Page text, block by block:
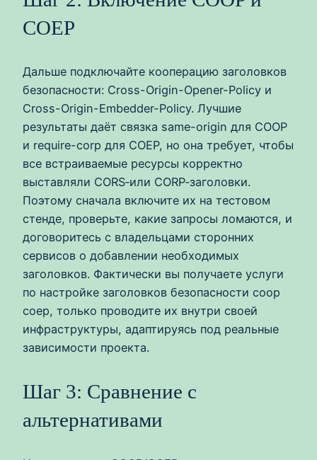
COEP
Дальше подключайте кооперацию заголовков
безопасности: Cross-Origin-Opener-Policy и
Cross-Origin-Embedder-Policy. Лучшие
результаты даёт связка same-origin для COOP
и require-corp для COEP, но она требует, чтобы
все встраиваемые ресурсы корректно
выставляли CORS‑или CORP‑заголовки.
Поэтому сначала включите их на тестовом
стенде, проверьте, какие запросы ломаются, и
договоритесь с владельцами сторонних
сервисов о добавлении необходимых
заголовков. Фактически вы получаете услуги
по настройке заголовков безопасности coop
coep, только проводите их внутри своей
инфраструктуры, адаптируясь под реальные
зависимости проекта.
Шаг 3: Сравнение с
альтернативами